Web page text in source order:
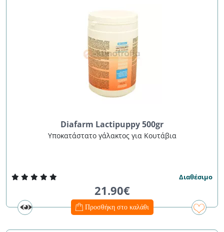
Diafarm Lactipuppy 500gr
Υποκατάστατο γάλακτος για Κουτάβια
Διαθέσιμο
21.90€
Προσθήκη στο καλάθι